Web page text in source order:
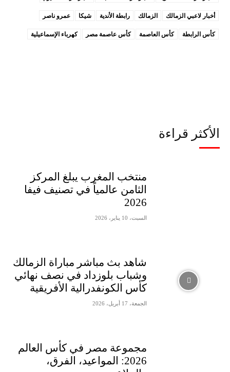
الأكثر قراءة
منتخب المغرب يبلغ المركز
الثامن عالمياً في تصنيف فيفا
2026
السبت، 10 يناير، 2026
شاهد بث مباشر مباراة الزمالك
وشباب بلوزداد في نصف نهائي
كأس الكونفدرالية الأفريقية
الجمعة، 17 أبريل، 2026
مجموعة مصر في كأس العالم
2026: المواعيد، الفرق،
أخبار لاعبي الزمالك الزمالك رابطة الأندية شيكا عمرو ناصر
كأس الرابطة كأس العاصمة كأس عاصمة مصر كهرباء الإسماعيلية